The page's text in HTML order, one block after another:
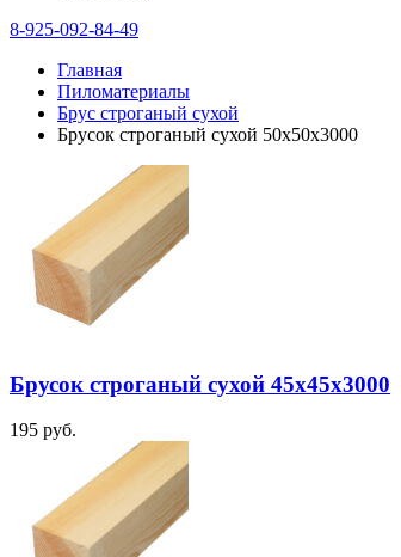
8-925-092-84-49
Главная
Пиломатериалы
Брус строганый сухой
Брусок строганый сухой 50х50х3000
Брусок строганый сухой 45х45х3000
195 руб.